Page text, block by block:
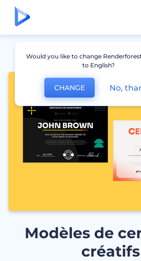
Modèles de
créatifs
Would you like to change
to English?
CHANGE No,